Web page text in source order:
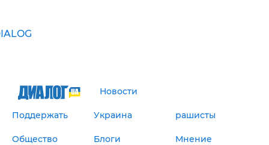
Новости
Поддержать Украина рашисты
Общество Блоги Мнение